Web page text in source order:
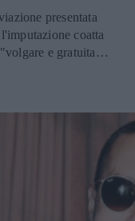
presentata
coatta
e gratuita" e